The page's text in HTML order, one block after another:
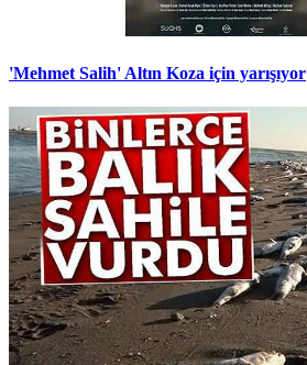
'Mehmet Salih' Altın Koza için yarışıyor